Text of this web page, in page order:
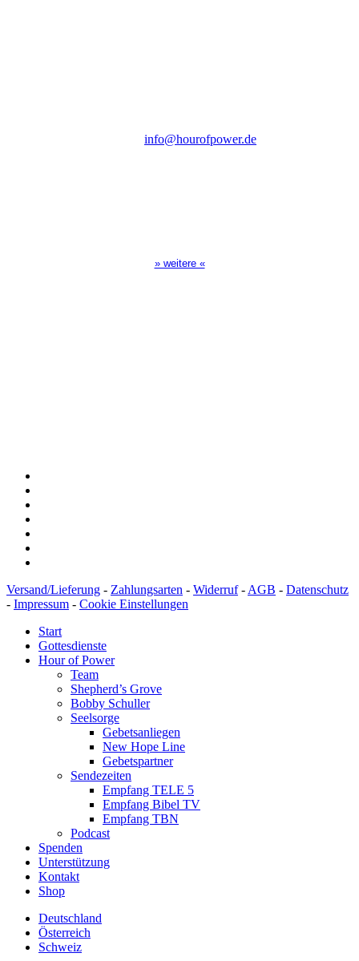
info@hourofpower.de
» weitere «
Versand/Lieferung - Zahlungsarten - Widerruf- AGB - Datenschutz
- Impressum - Cookie Einstellungen
Start
Gottesdienste
Hour of Power
Team
Shepherd’s Grove
Bobby Schuller
Seelsorge
Gebetsanliegen
New Hope Line
Gebetspartner
Sendezeiten
Empfang TELE 5
Empfang Bibel TV
Empfang TBN
Podcast
Spenden
Unterstützung
Kontakt
Shop
Deutschland
Österreich
Schweiz